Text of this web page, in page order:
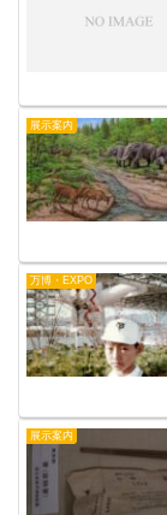
展示案内
万博・EXPO
展示案内